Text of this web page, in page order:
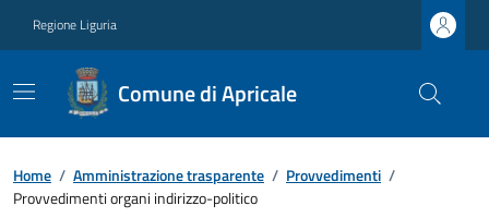
Regione Liguria
Comune di Apricale
Home / Amministrazione trasparente / Provvedimenti /
Provvedimenti organi indirizzo-politico